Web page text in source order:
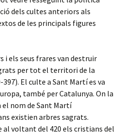
dels cultes anteriors als
de les principals figures
i els seus frares van destruir
per tot el territori de la
El culte a Sant Martí es va
també per Catalunya. On la
nom de Sant Martí
existien arbres sagrats.
al voltant del 420 els cristians del